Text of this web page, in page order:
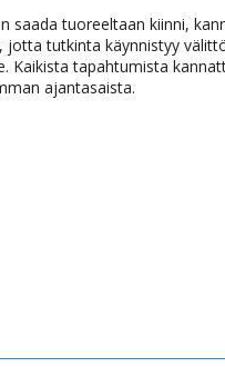
saada tuoreeltaan kiinni,
jotta tutkinta käynnistyy
Kaikista tapahtumista
ajantasaista.